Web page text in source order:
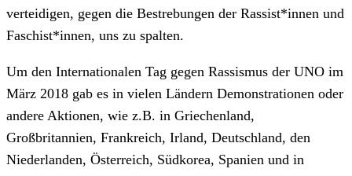
verteidigen, gegen die Bestrebungen der Rassist*innen und
Faschist*innen, uns zu spalten.
Um den Internationalen Tag gegen Rassismus der UNO im
März 2018 gab es in vielen Ländern Demonstrationen oder
andere Aktionen, wie z.B. in Griechenland,
Großbritannien, Frankreich, Irland, Deutschland, den
Niederlanden, Österreich, Südkorea, Spanien und in